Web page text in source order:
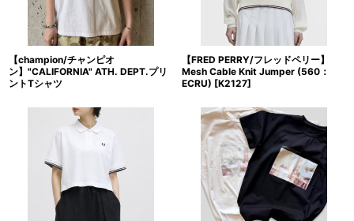
【champion/チャンピオ
ン】"CALIFORNIA" ATH. DEPT.プリ
ントTシャツ
【FRED PERRY/フレッドペリー】
Mesh Cable Knit Jumper (560：
ECRU) [K2127]